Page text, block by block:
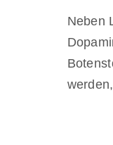
Neben